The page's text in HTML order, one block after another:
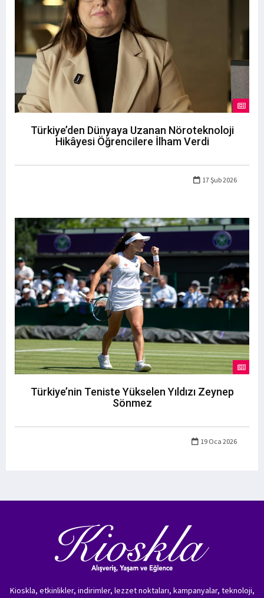
Türkiye’den Dünyaya Uzanan Nöroteknoloji
Hikâyesi Öğrencilere İlham Verdi
17 Şub 2026
Türkiye’nin Teniste Yükselen Yıldızı Zeynep
Sönmez
19 Oca 2026
Kioskla, etkinlikler, indirimler, lezzet noktaları, kampanyalar, teknoloji,